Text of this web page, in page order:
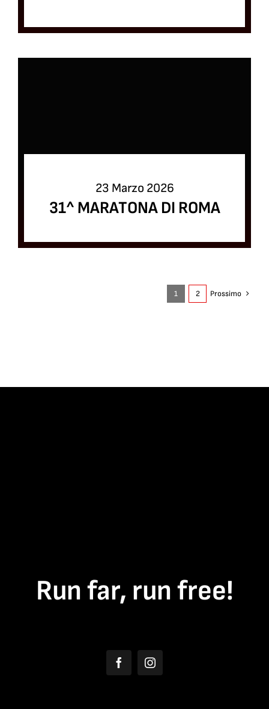
23 Marzo 2026
31^ MARATONA DI ROMA
1 2 Prossimo
Run far, run free!